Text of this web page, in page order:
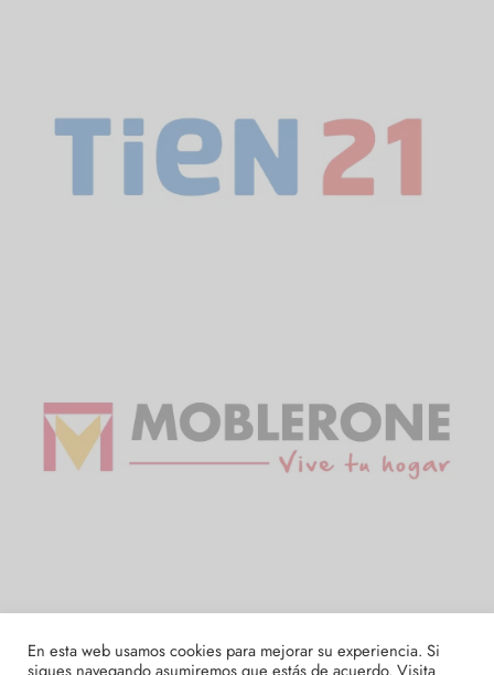
En esta web usamos cookies para mejorar su experiencia. Si
sigues navegando asumiremos que estás de acuerdo. Visita